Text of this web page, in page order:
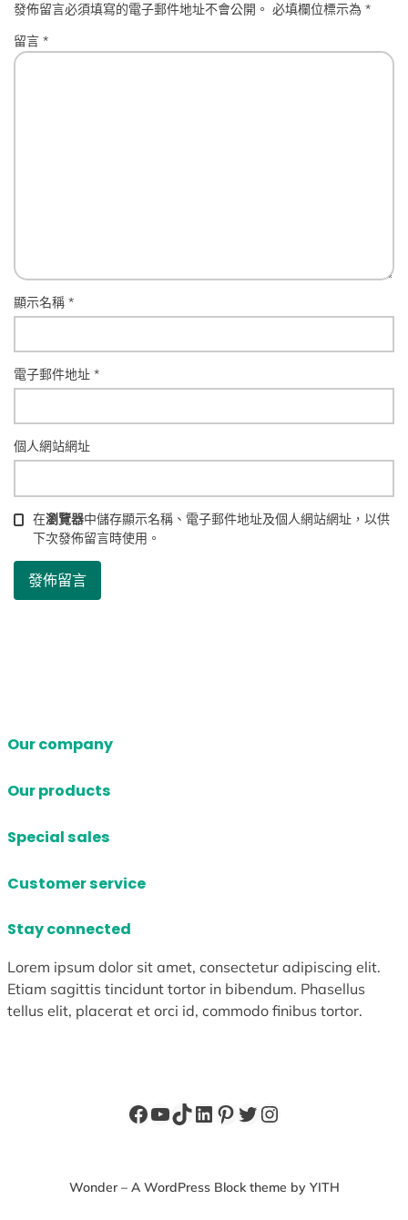
發佈留言必須填寫的電子郵件地址不會公開。 必填欄位標示為*
留言*
顯示名稱*
電子郵件地址*
個人網站網址
在瀏覽器中儲存顯示名稱、電子郵件地址及個人網站網址，以供
下次發佈留言時使用。
Our company
Our products
Special sales
Customer service
Stay connected
Lorem ipsum dolor sit amet, consectetur adipiscing elit.
Etiam sagittis tincidunt tortor in bibendum. Phasellus
tellus elit, placerat et orci id, commodo finibus tortor.
Facebook
YouTube
TikTok
LinkedIn
Pinterest
X Instagram
Wonder – A WordPress Block theme by YITH